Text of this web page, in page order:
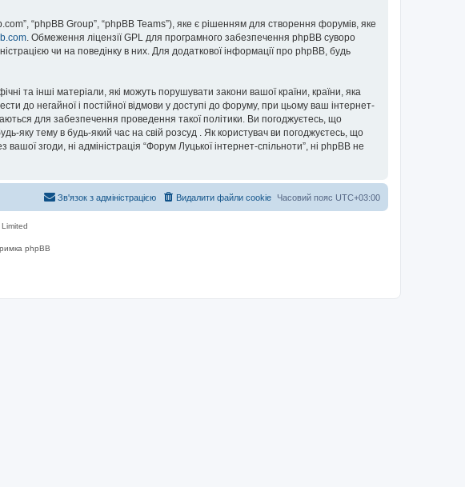
“phpBB Group”, “phpBB Teams”), яке є рішенням для створення форумів, яке
. Обмеження ліцензії GPL для програмного забезпечення phpBB суворо
чи на поведінку в них. Для додаткової інформації про phpBB, будь
та інші матеріали, які можуть порушувати закони вашої країни, країни, яка
до негайної і постійної відмови у доступі до форуму, при цьому ваш інтернет-
для забезпечення проведення такої політики. Ви погоджуєтесь, що
яку тему в будь-який час на свій розсуд . Як користувач ви погоджуєтесь, що
згоди, ні адміністрація “Форум Луцької інтернет-спільноти”, ні phpBB не
Часовий пояс UTC+03:00
Видалити файли cookie
Зв'язок з адміністрацією
phpBB